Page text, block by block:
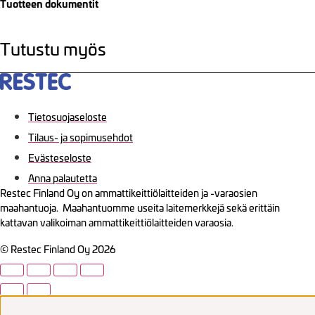
Tuotteen dokumentit
Tutustu myös
Tietosuojaseloste
Tilaus- ja sopimusehdot
Evästeseloste
Anna palautetta
Restec Finland Oy on ammattikeittiölaitteiden ja -varaosien
maahantuoja. Maahantuomme useita laitemerkkejä sekä erittäin
kattavan valikoiman ammattikeittiölaitteiden varaosia.
© Restec Finland Oy 2026